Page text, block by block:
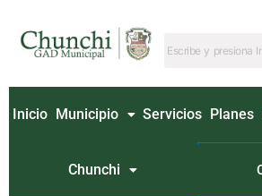
contenido
Inicio Municipio Servicios Planes
Chunchi
por: